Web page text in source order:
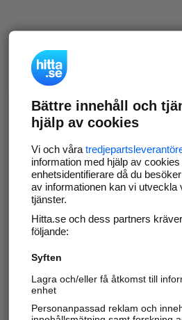
Bättre innehåll och
hjälp av cookies
Vi och våra
information med hjälp av
enhetsidentifierare då du
av informationen kan vi utveckla
tjänster.
Hitta.se och dess partners
följande:
Syften
Lagra och/eller få åtkomst till
enhet
Personanpassad reklam och